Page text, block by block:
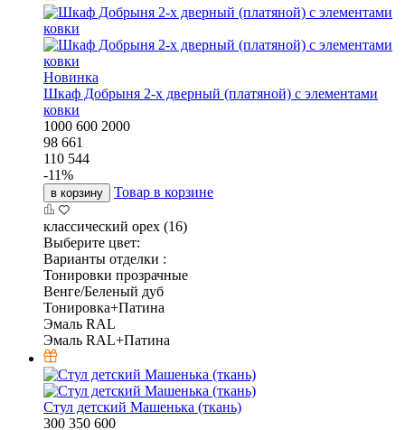
Новинка
Шкаф Добрыня 2-х дверный (платяной) с элементами
ковки
1000 600 2000
98 661
110 544
-11%
в корзину Товар в корзине
классический орех (16)
Выберите цвет:
Варианты отделки :
Тонировки прозрачные
Венге/Беленый дуб
Тонировка+Патина
Эмаль RAL
Эмаль RAL+Патина
Стул детский Машенька (ткань)
300 350 600